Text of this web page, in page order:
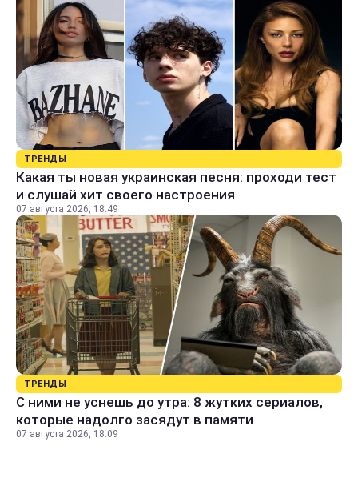
ТРЕНДЫ
Какая ты новая украинская песня: проходи тест
и слушай хит своего настроения
07 августа 2026, 18:49
ТРЕНДЫ
С ними не уснешь до утра: 8 жутких сериалов,
которые надолго засядут в памяти
07 августа 2026, 18:09